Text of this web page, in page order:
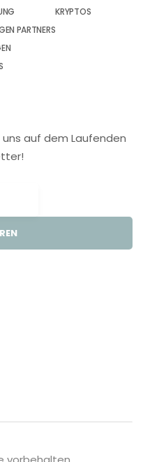
PARTNERS
KRYPTOS
auf dem Laufenden